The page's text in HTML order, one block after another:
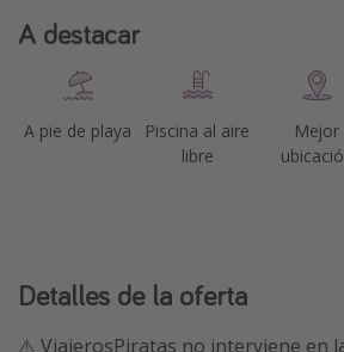
A destacar
A pie de playa
Piscina al aire
libre
Mejor
Detalles de la oferta
⚠️ ViajerosPiratas no interviene en